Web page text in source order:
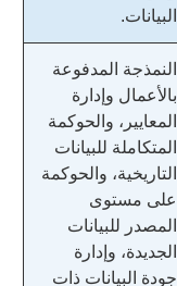
البيانات.
النمذجة المدفوعة
بالأعمال وإدارة
المعايير، والحوكمة
المتكاملة للبيانات
التاريخية، والحوكمة
على مستوى
المصدر للبيانات
الجديدة، وإدارة
جودة البيانات ذات